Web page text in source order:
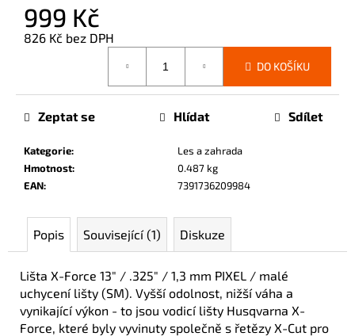
999 Kč
826 Kč bez DPH
DO KOŠÍKU
Kategorie:
Les a zahrada
Hmotnost:
0.487 kg
EAN: 7391736209984
Zeptat se Hlídat Sdílet
Popis Související (1) Diskuze
Lišta X-Force 13" / .325" / 1,3 mm PIXEL / malé
uchycení lišty (SM). Vyšší odolnost, nižší váha a
vynikající výkon - to jsou vodicí lišty Husqvarna X-
Force, které byly vyvinuty společně s řetězy X-Cut pro